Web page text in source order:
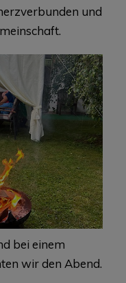
und
bei einem
wir den Abend.